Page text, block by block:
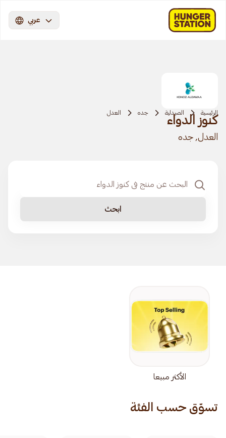
عربي
الرئيسية الصيدلية جده العدل
كنوز الدواء
العدل, جده
ابحث
الأكثر مبيعا
تسوّق حسب الفئة